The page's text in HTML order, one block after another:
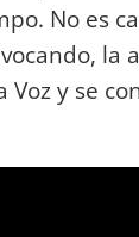
No es
la
y se